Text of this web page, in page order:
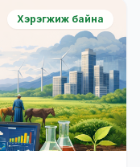
Хэрэгжиж байна